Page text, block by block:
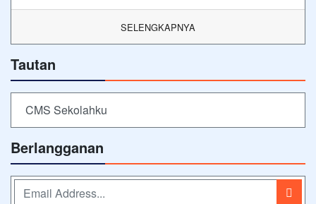
SELENGKAPNYA
Tautan
CMS Sekolahku
Berlangganan